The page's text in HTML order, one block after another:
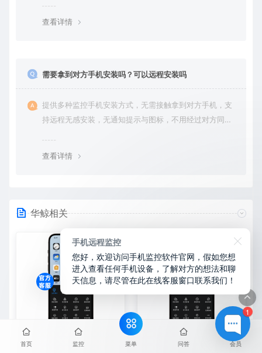
查看详情
需要拿到对方手机安装吗？可以远程安装吗
提供多种监控手机安装方式，无需接触拿到对方手机，支
持远程无感安装，无通知提示与图标，不用经过对方同意
查看详情
华鲸相关
怎么监听老婆手机微信？华鲸
监控实时远程查看微信聊天记
苹果手机怎么监控另外一台苹
果手机？华鲸监控跨设备实时
首页 监控 菜单 问答 会员
1
手机远程监控
您好，欢迎访问手机监控软件官网，假如您想
进入查看任何手机设备，了解对方的想法和聊
天信息，请尽管在此在线客服窗口联系我们！